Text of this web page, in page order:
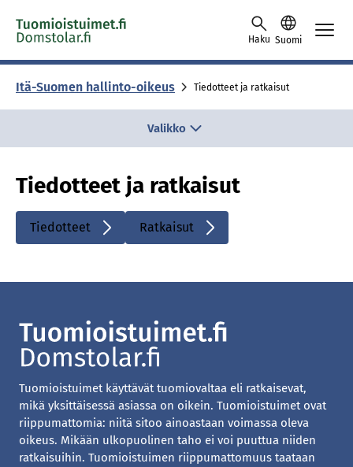
Siirry sisältöön
Haku Suomi
Itä-Suomen hallinto-oikeus Tiedotteet ja ratkaisut
Valikko
Tiedotteet ja ratkaisut
Tiedotteet Ratkaisut
Tuomioistuimet käyttävät tuomiovaltaa eli ratkaisevat,
mikä yksittäisessä asiassa on oikein. Tuomioistuimet ovat
riippumattomia: niitä sitoo ainoastaan voimassa oleva
oikeus. Mikään ulkopuolinen taho ei voi puuttua niiden
ratkaisuihin. Tuomioistuimen riippumattomuus taataan